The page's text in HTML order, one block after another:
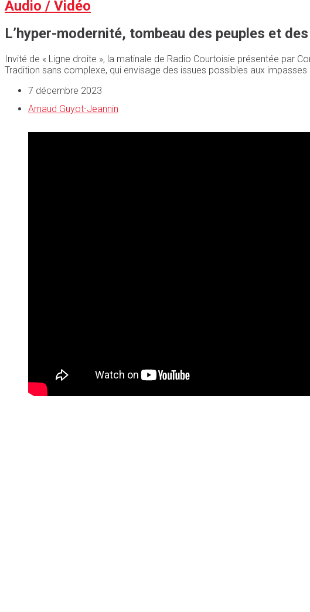
Audio / Vidéo
L’hyper-modernité, tombeau des peuples et
Invité de « Ligne droite », la matinale de Radio Courtoisie présentée par
Tradition sans complexe, qui envisage des issues possibles aux
7 décembre 2023
Arnaud Guyot-Jeannin